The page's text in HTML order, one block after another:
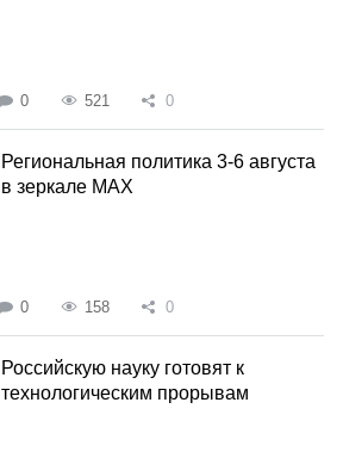
0 521 0
Региональная политика 3-6 августа
в зеркале MAX
0 158 0
Российскую науку готовят к
технологическим прорывам